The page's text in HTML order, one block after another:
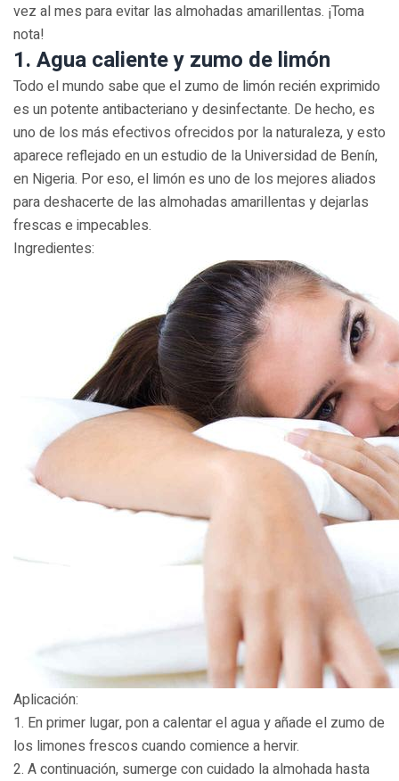
vez al mes para evitar las almohadas amarillentas. ¡Toma
nota!
1. Agua caliente y zumo de limón
Todo el mundo sabe que el zumo de limón recién exprimido
es un potente antibacteriano y desinfectante. De hecho, es
uno de los más efectivos ofrecidos por la naturaleza, y esto
aparece reflejado en un estudio de la Universidad de Benín,
en Nigeria. Por eso, el limón es uno de los mejores aliados
para deshacerte de las almohadas amarillentas y dejarlas
frescas e impecables.
Ingredientes:
Aplicación:
1. En primer lugar, pon a calentar el agua y añade el zumo de
los limones frescos cuando comience a hervir.
2. A continuación, sumerge con cuidado la almohada hasta